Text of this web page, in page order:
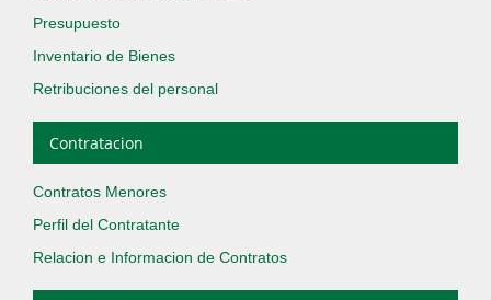
Presupuesto
Inventario de Bienes
Retribuciones del personal
Contratacion
Contratos Menores
Perfil del Contratante
Relacion e Informacion de Contratos